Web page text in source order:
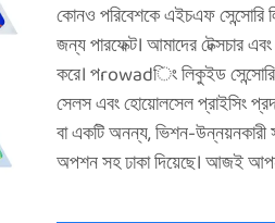
কোনও পরিবেশকে এইচএফ
জন্য পারফেক্ট। আমাদের টেক্সচার
করে। পrowadিং লিকুইড সেন্সোরি
সেলস এবং হোয়োলসেল প্রাইসিং
বা একটি অনন্য, ভিশন-
অপশন সহ ঢাকা দিয়েছে। আজই